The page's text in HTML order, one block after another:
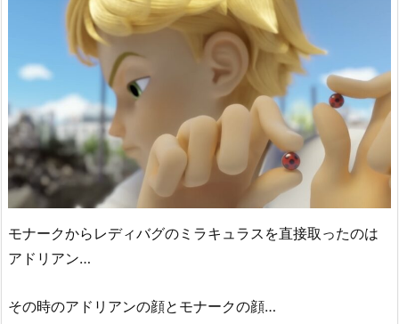
モナークからレディバグのミラキュラスを直接取ったのは
アドリアン…
その時のアドリアンの顔とモナークの顔…